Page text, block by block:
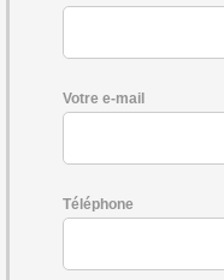
Votre e-mail
Téléphone